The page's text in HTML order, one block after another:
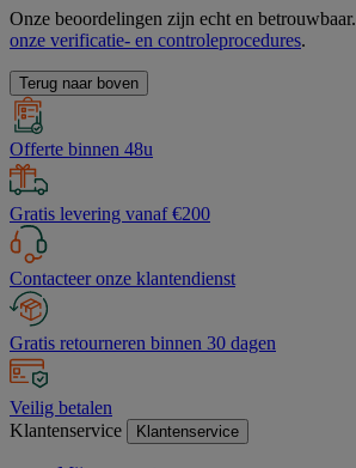
Onze beoordelingen zijn echt en betrouwbaar.
onze verificatie- en controleprocedures.
Terug naar boven
Offerte binnen 48u
Gratis levering vanaf €200
Contacteer onze klantendienst
Gratis retourneren binnen 30 dagen
Veilig betalen
Klantenservice
Klantenservice